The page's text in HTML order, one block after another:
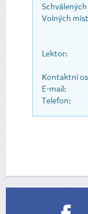
Volných
Lektor:
Kontaktní
E-mail:
Telefon: